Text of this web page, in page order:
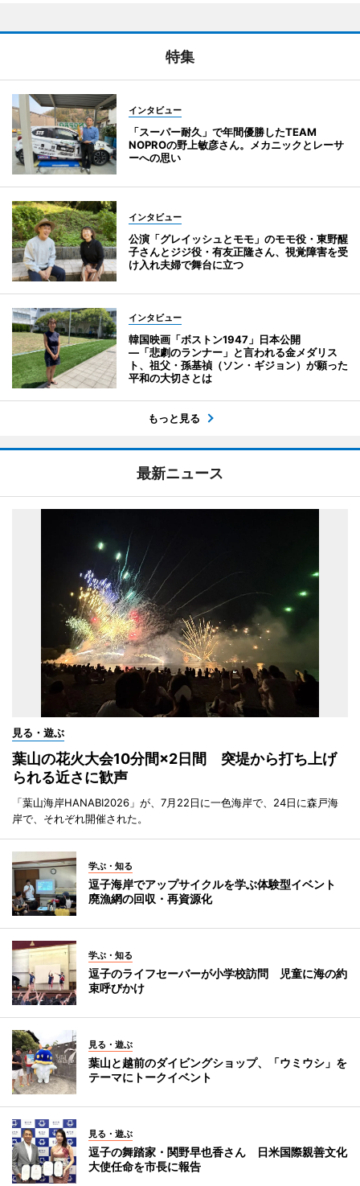
特集
インタビュー
「スーパー耐久」で年間優勝したTEAM
NOPROの野上敏彦さん。メカニックとレーサ
ーへの思い
インタビュー
公演「グレイッシュとモモ」のモモ役・東野醒
子さんとジジ役・有友正隆さん、視覚障害を受
け入れ夫婦で舞台に立つ
インタビュー
韓国映画「ボストン1947」日本公開
―「悲劇のランナー」と言われる金メダリス
ト、祖父・孫基禎（ソン・ギジョン）が願った
平和の大切さとは
もっと見る
最新ニュース
見る・遊ぶ
葉山の花火大会10分間×2日間 突堤から打ち上げ
られる近さに歓声
「葉山海岸HANABI2026」が、7月22日に一色海岸で、24日に森戸海
岸で、それぞれ開催された。
学ぶ・知る
逗子海岸でアップサイクルを学ぶ体験型イベント
廃漁網の回収・再資源化
学ぶ・知る
逗子のライフセーバーが小学校訪問 児童に海の約
束呼びかけ
見る・遊ぶ
葉山と越前のダイビングショップ、「ウミウシ」を
テーマにトークイベント
見る・遊ぶ
逗子の舞踏家・関野早也香さん 日米国際親善文化
大使任命を市長に報告